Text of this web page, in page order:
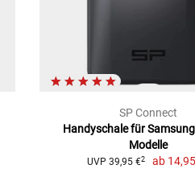
SP Connect
Handyschale für
Modelle
UVP 39,95 €2 ab